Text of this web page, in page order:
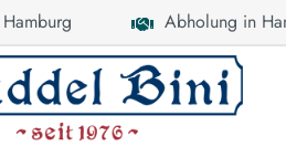
Abholung in